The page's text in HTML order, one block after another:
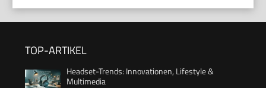
TOP-ARTIKEL
Headset-Trends: Innovationen, Lifestyle &
Multimedia